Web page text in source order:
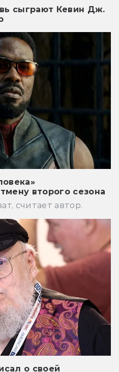
сыграют Кевин Дж.
второго сезона
считает автор.
о своей